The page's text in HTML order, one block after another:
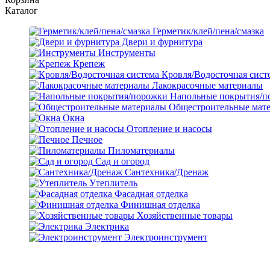
Каталог
Герметик/клей/пена/смазка
Двери и фурнитура
Инструменты
Крепеж
Кровля/Водосточная
Лакокрасочные материалы
Напольные покрытия/
Общестроительные
Окна
Отопление и насосы
Печное
Пиломатериалы
Сад и огород
Сантехника/Дренаж
Утеплитель
Фасадная отделка
Финишная отделка
Хозяйственные товары
Электрика
Электроинструмент